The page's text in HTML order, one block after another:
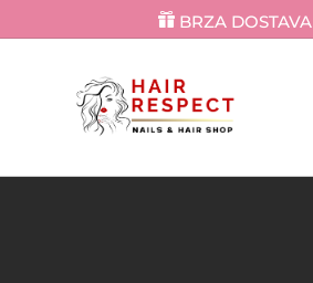
BRZA DOSTAVA